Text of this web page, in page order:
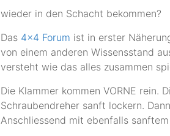
wieder in den Schacht bekommen?
Das 4×4 Forum ist in erster
von einem anderen Wissensstand
versteht wie das alles zusammen
Die Klammer kommen VORNE rein.
Schraubendreher sanft lockern.
Anschliessend mit ebenfalls